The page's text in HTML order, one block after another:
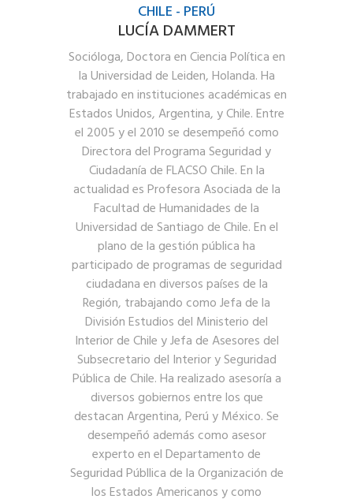
CHILE - PERÚ
LUCÍA DAMMERT
Socióloga, Doctora en Ciencia Política en
la Universidad de Leiden, Holanda. Ha
trabajado en instituciones académicas en
Estados Unidos, Argentina, y Chile. Entre
el 2005 y el 2010 se desempeñó como
Directora del Programa Seguridad y
Ciudadanía de FLACSO Chile. En la
actualidad es Profesora Asociada de la
Facultad de Humanidades de la
Universidad de Santiago de Chile. En el
plano de la gestión pública ha
participado de programas de seguridad
ciudadana en diversos países de la
Región, trabajando como Jefa de la
División Estudios del Ministerio del
Interior de Chile y Jefa de Asesores del
Subsecretario del Interior y Seguridad
Pública de Chile. Ha realizado asesoría a
diversos gobiernos entre los que
destacan Argentina, Perú y México. Se
desempeñó además como asesor
experto en el Departamento de
Seguridad Públlica de la Organización de
los Estados Americanos y como